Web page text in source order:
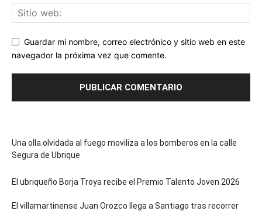
Guardar mi nombre, correo electrónico y sitio web en este
navegador la próxima vez que comente.
Una olla olvidada al fuego moviliza a los bomberos en la calle
Segura de Ubrique
El ubriqueño Borja Troya recibe el Premio Talento Joven 2026
El villamartinense Juan Orozco llega a Santiago tras recorrer